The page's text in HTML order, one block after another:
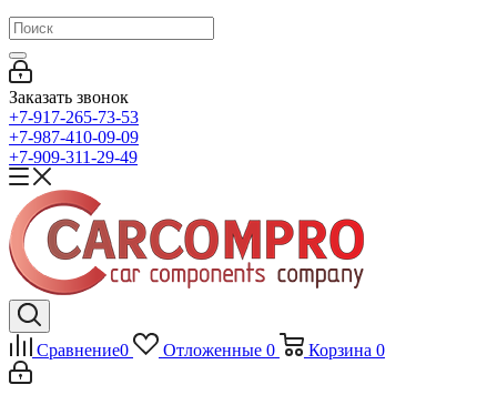
Заказать звонок
+7-917-265-73-53
+7-987-410-09-09
+7-909-311-29-49
Сравнение0 Отложенные 0 Корзина 0